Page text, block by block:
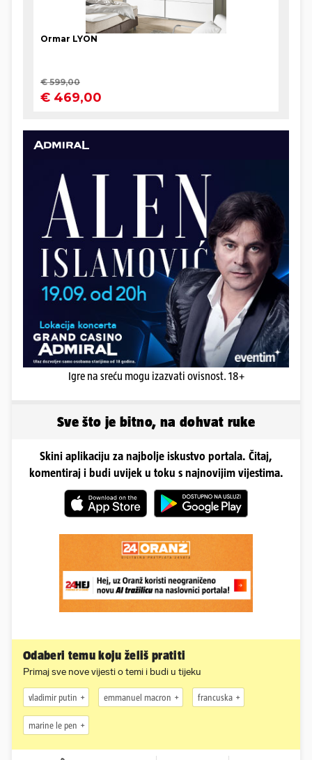
Igre na sreću mogu izazvati ovisnost. 18+
Sve što je bitno, na dohvat ruke
Skini aplikaciju za najbolje iskustvo portala. Čitaj,
komentiraj i budi uvijek u toku s najnovijim vijestima.
Odaberi temu koju želiš pratiti
Primaj sve nove vijesti o temi i budi u tijeku
vladimir putin emmanuel macron francuska
marine le pen